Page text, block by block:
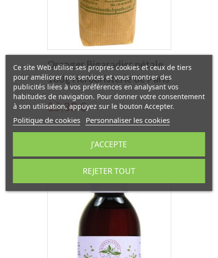
Oranger Bigaradier pétale
100g Herboristerie de Paris
Prix
15,38 €
Ce site Web utilise ses propres cookies et ceux de tiers
pour améliorer nos services et vous montrer des
publicités liées à vos préférences en analysant vos
habitudes de navigation. Pour donner votre consentement
à son utilisation, appuyez sur le bouton Accepter.
Politique de cookies Personnaliser les cookies
REJETER TOUT
J'ACCEPTE